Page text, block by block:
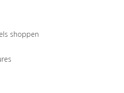
shoppen